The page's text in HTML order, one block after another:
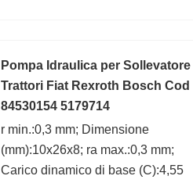
Pompa Idraulica per Sollevatore
Trattori Fiat Rexroth Bosch Cod
84530154 5179714
r min.:0,3 mm; Dimensione
(mm):10x26x8; ra max.:0,3 mm;
Carico dinamico di base (C):4,55